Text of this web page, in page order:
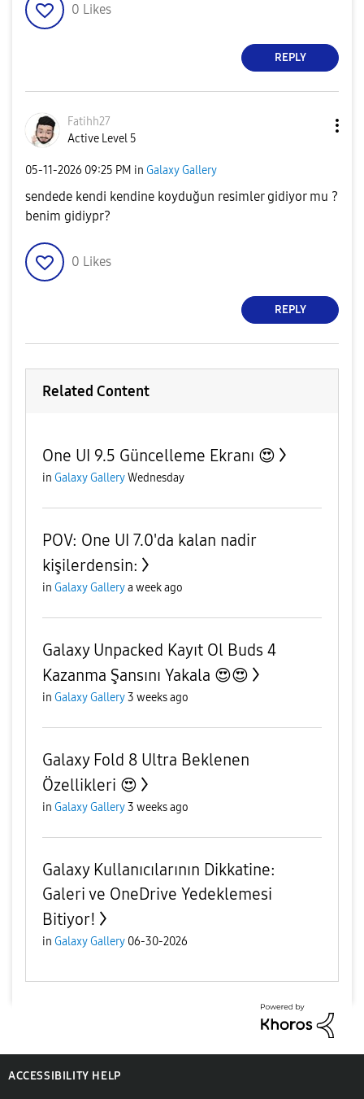
0 Likes
REPLY
Fatihh27
Active Level 5
‎05-11-2026 09:25 PM in Galaxy Gallery
sendede kendi kendine koyduğun resimler gidiyor mu ?
benim gidiypr?
0 Likes
REPLY
Related Content
One UI 9.5 Güncelleme Ekranı 😍
in Galaxy GalleryWednesday
POV: One UI 7.0'da kalan nadir
kişilerdensin:
in Galaxy Gallerya week ago
Galaxy Unpacked Kayıt Ol Buds 4
Kazanma Şansını Yakala 😍😍
in Galaxy Gallery3 weeks ago
Galaxy Fold 8 Ultra Beklenen
Özellikleri 😍
in Galaxy Gallery3 weeks ago
Galaxy Kullanıcılarının Dikkatine:
Galeri ve OneDrive Yedeklemesi
Bitiyor!
in Galaxy Gallery 06-30-2026
ACCESSIBILITY HELP